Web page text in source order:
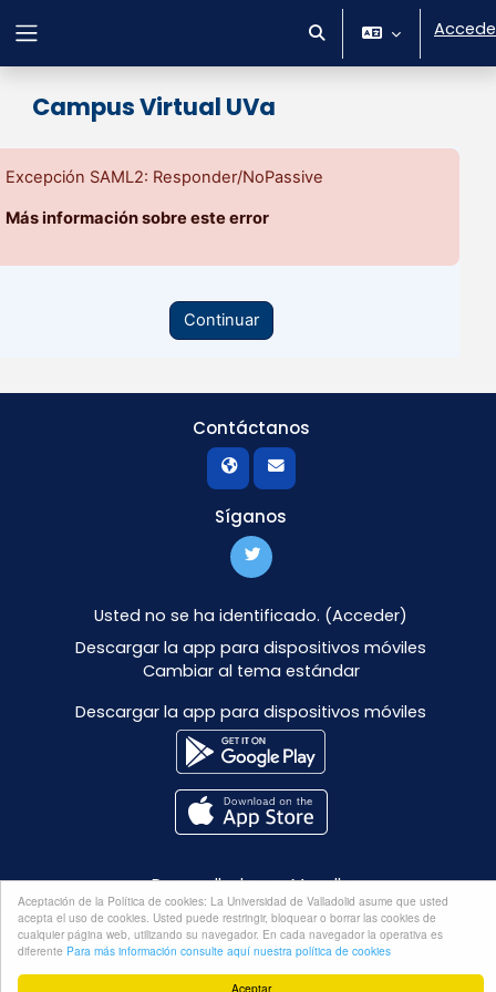
Aceptar
Aceptación de la Política de cookies: La Universidad de Valladolid asume que usted
acepta el uso de cookies. Usted puede restringir, bloquear o borrar las cookies de
cualquier página web, utilizando su navegador. En cada navegador la operativa es
diferente Para más información consulte aquí nuestra política de cookies
Selector de búsqueda
Campus Virtual UVa
Excepción SAML2: Responder/NoPassive
Más información sobre este error
Continuar
Contáctanos
Síganos
Usted no se ha identificado. (Acceder)
Descargar la app para dispositivos móviles
Cambiar al tema estándar
Descargar la app para dispositivos móviles
Desarrollado porMoodle